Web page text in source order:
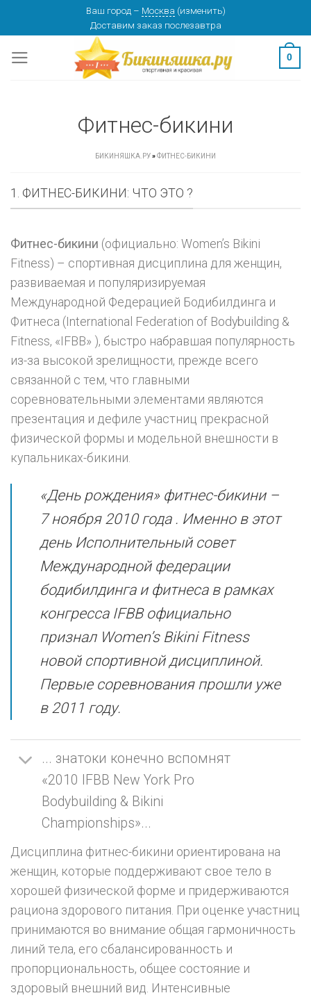
content
Ваш город – Москва (изменить)
Доставим заказ послезавтра
0
Фитнес-бикини
БИКИНЯШКА.РУ»ФИТНЕС-БИКИНИ
1. ФИТНЕС-БИКИНИ: ЧТО ЭТО ?
Фитнес-бикини (официально: Women’s Bikini
Fitness) – спортивная дисциплина для женщин,
развиваемая и популяризируемая
Международной Федерацией Бодибилдинга и
Фитнеса (International Federation of Bodybuilding &
Fitness, «IFBB» ), быстро набравшая популярность
из-за высокой зрелищности, прежде всего
связанной с тем, что главными
соревновательными элементами являются
презентация и дефиле участниц прекрасной
физической формы и модельной внешности в
купальниках-бикини.
«День рождения» фитнес-бикини –
7 ноября 2010 года . Именно в этот
день Исполнительный совет
Международной федерации
бодибилдинга и фитнеса в рамках
конгресса IFBB официально
признал Women’s Bikini Fitness
новой спортивной дисциплиной.
Первые соревнования прошли уже
в 2011 году.
... знатоки конечно вспомнят
«2010 IFBB New York Pro
Bodybuilding & Bikini
Championships»...
Дисциплина фитнес-бикини ориентирована на
женщин, которые поддерживают свое тело в
хорошей физической форме и придерживаются
рациона здорового питания. При оценке участниц
принимаются во внимание общая гармоничность
линий тела, его сбалансированность и
пропорциональность, общее состояние и
здоровый внешний вид. Интенсивные